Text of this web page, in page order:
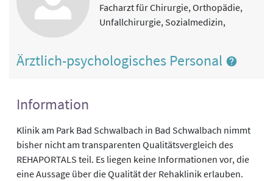
Facharzt für Chirurgie, Orthopädie,
Unfallchirurgie, Sozialmedizin,
Ärztlich-psychologisches Personal
Information
Klinik am Park Bad Schwalbach in Bad Schwalbach nimmt
bisher nicht am transparenten Qualitätsvergleich des
REHAPORTALS teil. Es liegen keine Informationen vor, die
eine Aussage über die Qualität der Rehaklinik erlauben.